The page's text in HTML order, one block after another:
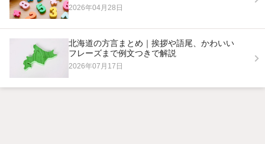
2026年04月28日
北海道の方言まとめ｜挨拶や語尾、かわいい
フレーズまで例文つきで解説
2026年07月17日